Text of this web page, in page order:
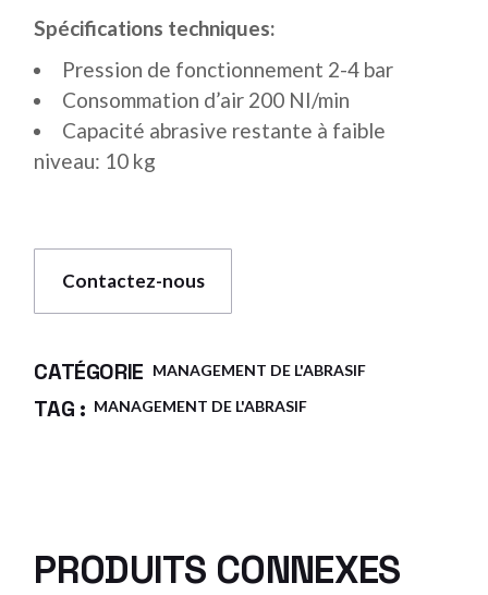
Spécifications techniques:
Pression de fonctionnement 2-4 bar
Consommation d’air 200 NI/min
Capacité abrasive restante à faible
niveau: 10 kg
Contactez-nous
CATÉGORIE MANAGEMENT DE L'ABRASIF
TAG : MANAGEMENT DE L'ABRASIF
PRODUITS CONNEXES